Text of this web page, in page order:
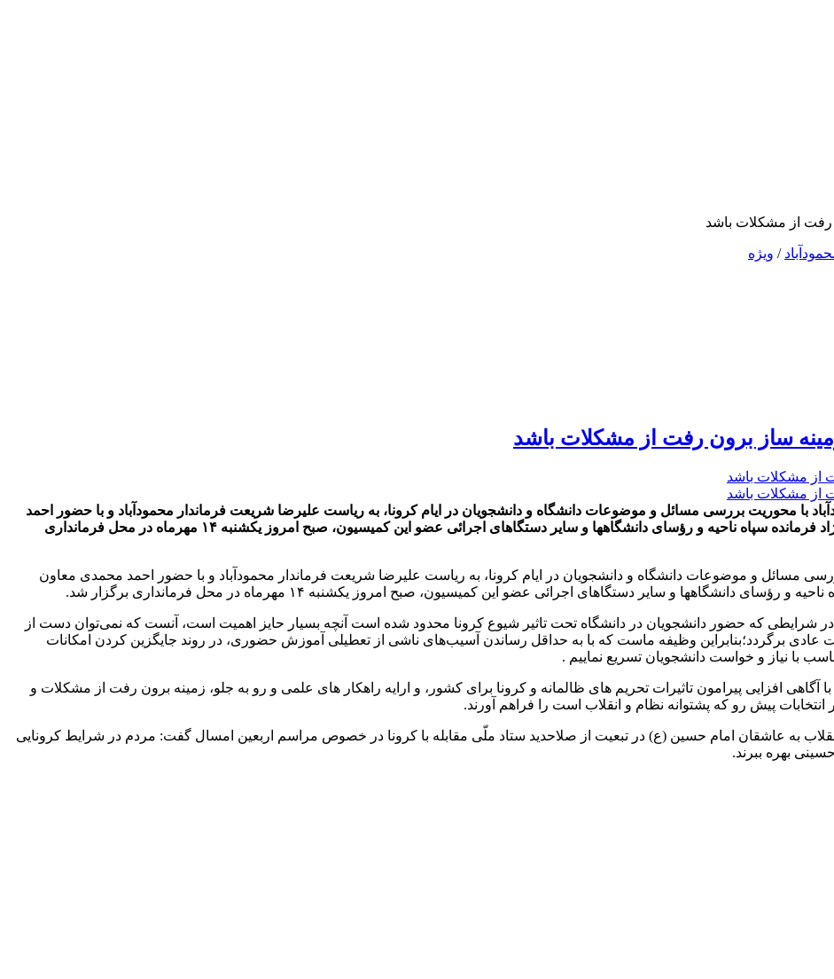
رفت از مشکلات باشد
/ ویژه
ساز برون رفت از مشکلات باشد
با محوریت بررسی مسائل و موضوعات دانشگاه و دانشجویان در ایام کرونا، به ریاست علیرضا شریعت فرماندار محمودآباد و با حضور احمد
محمدی معاون سیاسی فرماندار و سرهنگ اسماعیل ابراهیم نژاد فرمانده سپاه ناحیه و رؤسای دانشگاهها و سایر دستگاهای اجرائی عضو این کمیسیون، صبح امروز یکشنبه ۱۴ مهرماه در محل فرمانداری
مسائل و موضوعات دانشگاه و دانشجویان در ایام کرونا، به ریاست علیرضا شریعت فرماندار محمودآباد و با حضور احمد محمدی معاون
و سایر دستگاهای اجرائی عضو این کمیسیون، صبح امروز یکشنبه ۱۴ مهرماه در محل فرمانداری برگزار شد.
شرايطی که حضور دانشجویان در دانشگاه تحت تاثیر شیوع کرونا محدود شده است آنچه بسیار حایز اهمیت است، آنست که نمی‌توان دست از
برگردد؛بنابراین وظیفه ماست که با به حداقل رساندن آسیب‌های ناشی از تعطیلی آموزش حضوری، در روند جایگزین کردن امکانات
با نیاز و خواست دانشجویان تسریع نماییم .
افزایی پیرامون تاثیرات تحریم های ظالمانه و کرونا برای کشور، و ارایه راهکار های علمی و رو به جلو، زمینه برون رفت از مشکلات و
پیش رو که پشتوانه نظام و انقلاب است را فراهم آورند.
به عاشقان امام حسین (ع) در تبعیت از صلاحدید ستاد ملّی مقابله با کرونا در خصوص مراسم اربعین امسال گفت: مردم در شرایط کرونایی
بهره ببرند.